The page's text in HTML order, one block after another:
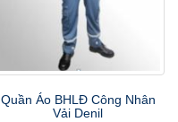
Quần Áo BHLĐ Công Nhân
Vải Denil